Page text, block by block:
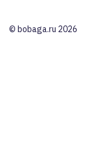
© bobaga.ru 2026